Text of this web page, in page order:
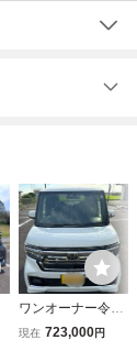
ワンオーナー令和
6年1万キロー ワ
現在 723,000円